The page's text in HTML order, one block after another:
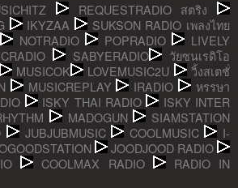
REQUESTRADIO สตริง
IKYZAA
SUKSON RADIO เพลงไทย
NOTRADIO POPRADIO
LIVELY
SABYERADIO
วัยซนเรดิโอ
MUSICOK LOVEMUSIC2U
วิ้งสเตชั่
MUSICREPLAY IRADIO
หรรษา
ISKY THAI RADIO
ISKY INTER
MADOGUN
SIAMSTATION
JUBJUBMUSIC COOLMUSIC
I-
JOODJOOD RADIO
COOLMAX RADIO
RADIO IN